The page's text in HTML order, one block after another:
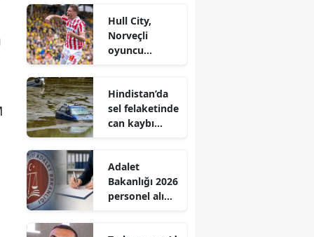
Hull City,
Norveçli
oyuncu
kattı
Hindistan’da
sel felaketinde
can kaybı
Adalet
Bakanlığı 2026
personel alımı